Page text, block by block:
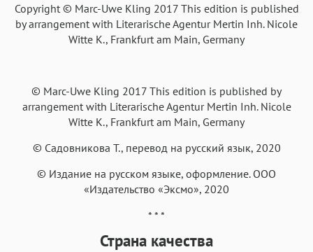
Courier Courier New Menlo SF Mono
Copyright © Marc-Uwe Kling 2017 This edition is published
by arrangement with Literarische Agentur Mertin Inh. Nicole
Witte K., Frankfurt am Main, Germany
© Marc-Uwe Kling 2017 This edition is published by
arrangement with Literarische Agentur Mertin Inh. Nicole
Witte K., Frankfurt am Main, Germany
© Садовникова Т., перевод на русский язык, 2020
© Издание на русском языке, оформление. ООО
«Издательство «Эксмо», 2020
* * *
Страна качества